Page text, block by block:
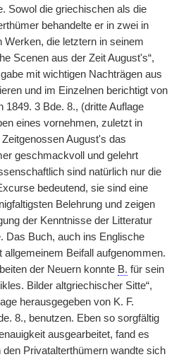
Sowol die griechischen als die
behandelte er in zwei in
Werken, die letztern in seinem
Scenen aus der Zeit August's“,
mit wichtigen Nachträgen aus
und im Einzelnen berichtigt von
1849. 3 Bde. 8., (dritte Auflage
eines vornehmen, zuletzt in
August's das
geschmackvoll und gelehrt
sind natürlich nur die
bedeutend, sie sind eine
Belehrung und zeigen
der Kenntnisse der Litteratur
Das Buch, auch ins Englische
allgemeinem Beifall aufgenommen.
der Neuern konnte B. für sein
Bilder altgriechischer Sitte“,
herausgegeben von K. F.
8., benutzen. Eben so sorgfältig
ausgearbeitet, fand es
den Privatalterthümern wandte sich